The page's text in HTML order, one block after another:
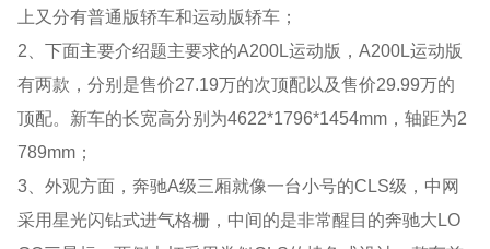
上又分有普通版轿车和运动版轿车；
2、下面主要介绍题主要求的A200L运动版，A200L运动版
有两款，分别是售价27.19万的次顶配以及售价29.99万的
顶配。新车的长宽高分别为4622*1796*1454mm，轴距为2
789mm；
3、外观方面，奔驰A级三厢就像一台小号的CLS级，中网
采用星光闪钻式进气格栅，中间的是非常醒目的奔驰大LO